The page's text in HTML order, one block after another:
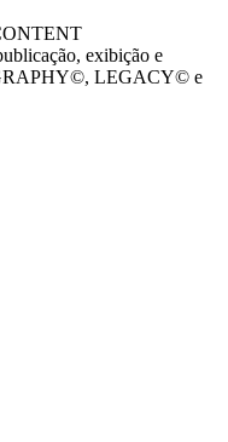
exibição e
LEGACY© e